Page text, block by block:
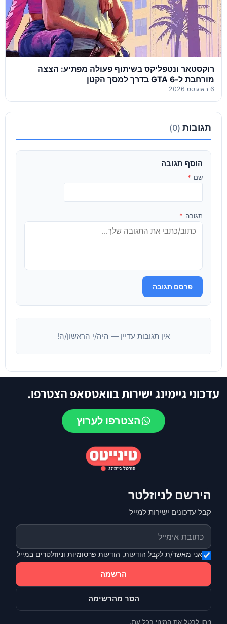
רוקסטאר ונטפליקס בשיתוף פעולה מפתיע: הצצה
מורחבת ל-GTA 6 בדרך למסך הקטן
6 באוגוסט 2026
תגובות (0)
הוסף תגובה
שם *
תגובה *
פרסם תגובה
אין תגובות עדיין — היה/י הראשון/ה!
עדכוני גיימינג ישירות בוואטסאפ הצטרפו.
הצטרפו לערוץ
הירשם לניוזלטר
קבל עדכונים ישירות למייל
אני מאשר/ת לקבל הודעות, הודעות פרסומיות וניוזלטרים במייל
הרשמה
הסר מהרשימה
ניתן לבטל את המינוי בכל עת.